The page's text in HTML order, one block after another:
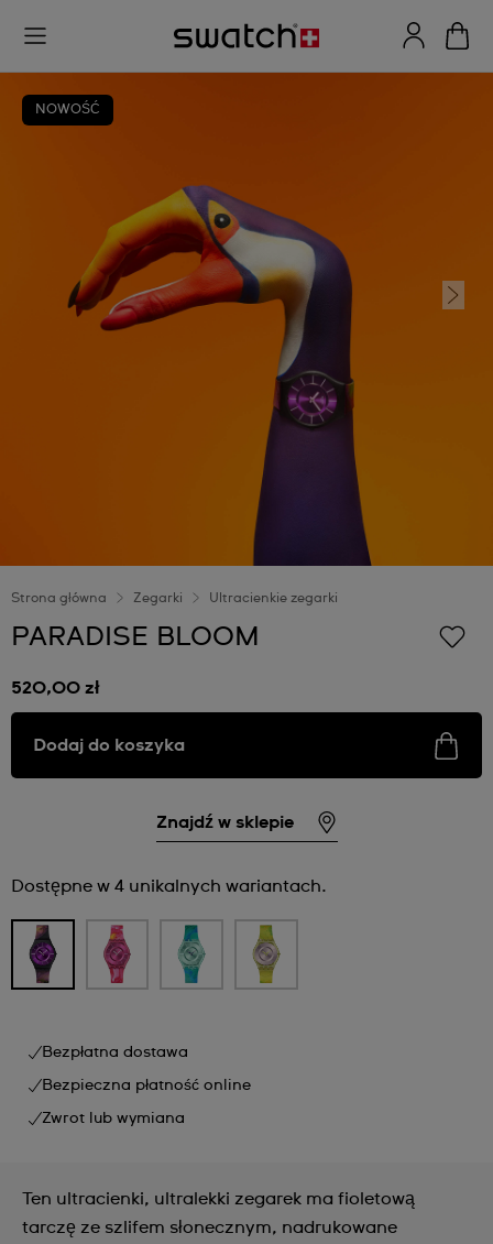
NOWOŚĆ
Strona główna Zegarki Ultracienkie zegarki
PARADISE BLOOM
520,00 zł
Dodaj do koszyka
Znajdź w sklepie
Dostępne w 4 unikalnych wariantach.
Bezpłatna dostawa
Bezpieczna płatność online
Zwrot lub wymiana
Ten ultracienki, ultralekki zegarek ma fioletową
tarczę ze szlifem słonecznym, nadrukowane